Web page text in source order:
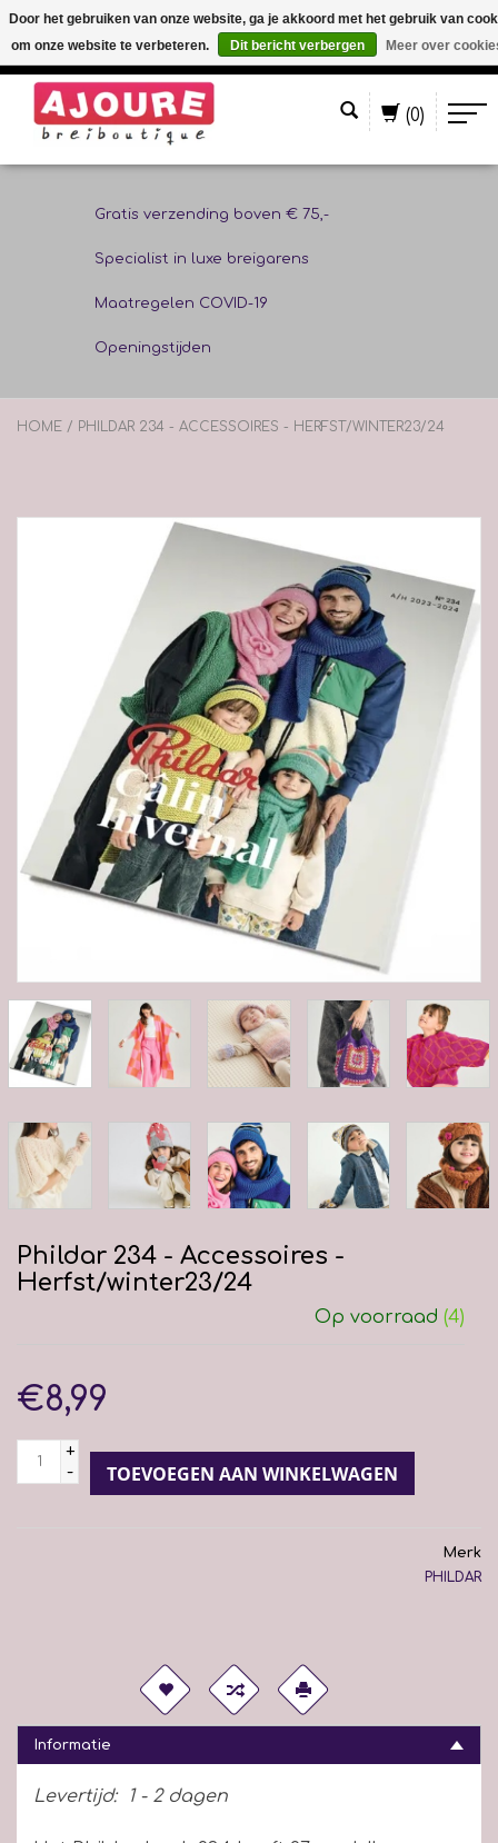
(0)
Gratis verzending boven € 75,-
Specialist in luxe breigarens
Maatregelen COVID-19
Openingstijden
HOME / PHILDAR 234 - ACCESSOIRES - HERFST/WINTER23/24
Phildar 234 - Accessoires -
Herfst/winter23/24
Op voorraad (4)
€8,99
+
-
TOEVOEGEN AAN WINKELWAGEN
Merk
PHILDAR
Informatie
Levertijd: 1 - 2 dagen
Door het gebruiken van onze website, ga je akkoord met het gebruik van
om onze website te verbeteren.
Dit bericht verbergen Meer over